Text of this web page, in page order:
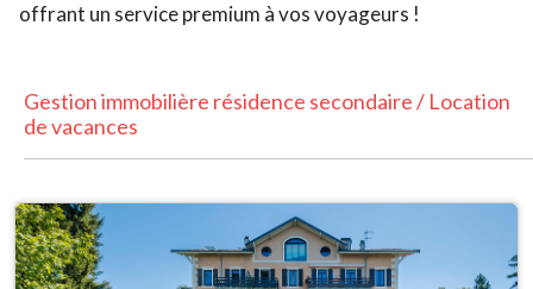
offrant un service premium à vos voyageurs !
Gestion immobilière résidence secondaire / Location
de vacances